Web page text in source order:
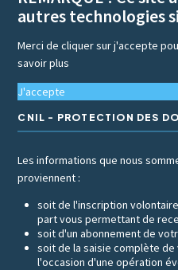
autres technologies
Merci de cliquer sur j'accepte
savoir plus
J'accepte
CNIL - PROTECTION DES
Les informations que nous
proviennent :
soit de l'inscription
part vous permettant de
soit d'un abonnement de
soit de la saisie complète
l'occasion d'une opération